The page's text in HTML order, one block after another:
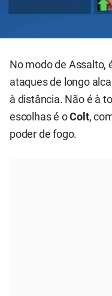
No modo de Assalto,
ataques de longo
à distância. Não é à
escolhas é oColt,
poder de fogo.